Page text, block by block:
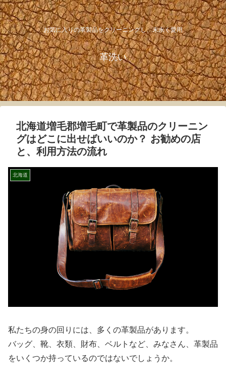
お気に入りの革製品をクリーニングし、末永く愛用
革洗い
北海道増毛郡増毛町で革製品のクリーニン
グはどこに出せばいいのか？ お勧めの店
と、利用方法の流れ
北海道
私たちの身の回りには、多くの革製品があります。
バッグ、靴、衣類、財布、ベルトなど、みなさん、革製品
をいくつか持っているのではないでしょうか。